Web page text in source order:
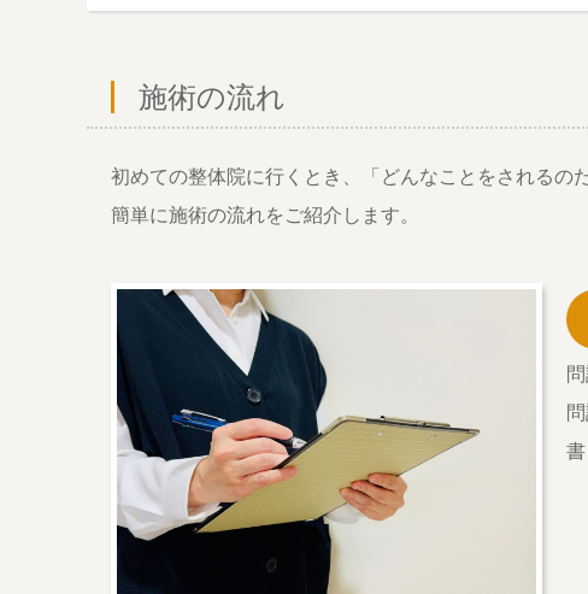
施術の流れ
初めての整体院に行くとき、「どんなことをされるの
簡単に施術の流れをご紹介します。